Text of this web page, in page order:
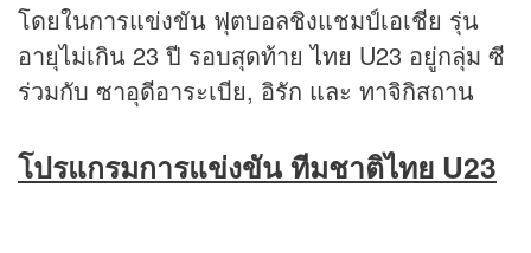
โดยในการแข่งขัน ฟุตบอลชิงแชมป์เอเชีย รุ่น
อายุไม่เกิน 23 ปี รอบสุดท้าย ไทย U23 อยู่กลุ่ม ซี
ร่วมกับ ซาอุดีอาระเบีย, อิรัก และ ทาจิกิสถาน
โปรแกรมการแข่งขัน ทีมชาติไทย U23